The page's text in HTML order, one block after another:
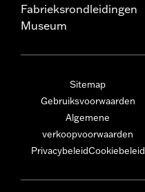
Fabrieksrondleidingen
Museum
Sitemap
Gebruiksvoorwaarden
Algemene
verkoopvoorwaarden
PrivacybeleidCookiebeleid